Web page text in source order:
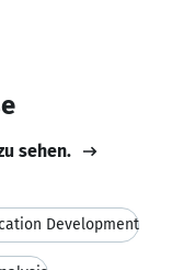
sehen.
Development